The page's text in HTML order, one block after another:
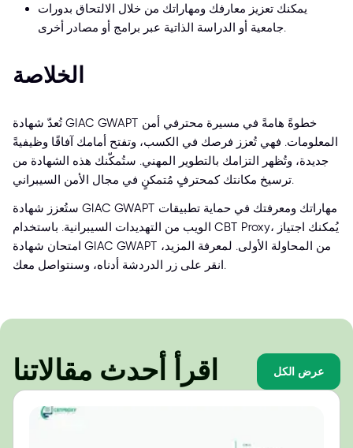
يمكنك تعزيز معارفك ومهاراتك من خلال الالتحاق بدورات
جامعية أو الدراسة الذاتية عبر برامج أو مصادر أخرى.
الخلاصة
تُعدّ شهادة GIAC GWAPT خطوةً هامةً في مسيرة محترفي أمن
المعلومات. فهي تُعزز فرصك في الكسب، وتفتح أمامك آفاقًا وظيفيةً
جديدة، وتُظهر التزامك بالتطوير المهني. ستُمكّنك هذه الشهادة من
ترسيخ مكانتك كمحترفٍ مُتمكنٍ في مجال الأمن السيبراني.
ستُعزز شهادة GIAC GWAPT مهاراتك ومعرفتك في حماية تطبيقات
الويب من التهديدات السيبرانية. باستخدام CBT Proxy، يُمكنك اجتياز
امتحان شهادة GIAC GWAPT من المحاولة الأولى. لمعرفة المزيد،
انقر على زر الدردشة أدناه، وسنتواصل معك.
اقرأ أحدث مقالاتنا عرض الكل